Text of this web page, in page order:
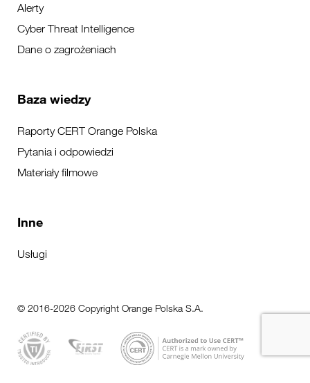
Alerty
Cyber Threat Intelligence
Dane o zagrożeniach
Baza wiedzy
Raporty CERT Orange Polska
Pytania i odpowiedzi
Materiały filmowe
Inne
Usługi
© 2016-2026 Copyright Orange Polska S.A.